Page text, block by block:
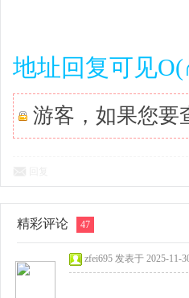
地址回复可见
游客，如果您要
精彩评论 47
zfei695 发表于 2025-11-